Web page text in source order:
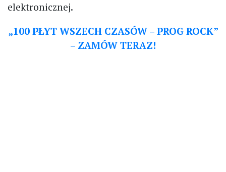
elektronicznej.
„100 PŁYT WSZECH CZASÓW – PROG ROCK”
– ZAMÓW TERAZ!